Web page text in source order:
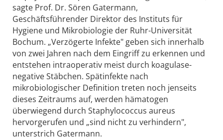
sagte Prof. Dr. Sören Gatermann,
Geschäftsführender Direktor des Instituts für
Hygiene und Mikrobiologie der Ruhr-Universität
Bochum. „Verzögerte Infekte" geben sich innerhalb
von zwei Jahren nach dem Eingriff zu erkennen und
entstehen intraoperativ meist durch koagulase-
negative Stäbchen. Spätinfekte nach
mikrobiologischer Definition treten noch jenseits
dieses Zeitraums auf, werden hämatogen
überwiegend durch Staphylococcus aureus
hervorgerufen und „sind nicht zu verhindern",
unterstrich Gatermann.